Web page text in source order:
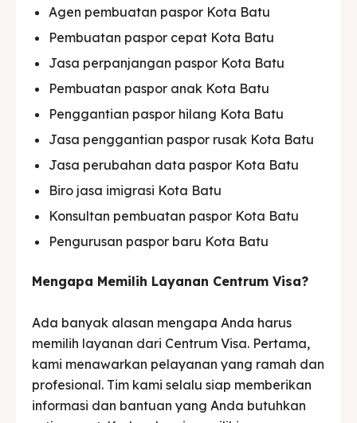
Agen pembuatan paspor Kota Batu
Pembuatan paspor cepat Kota Batu
Jasa perpanjangan paspor Kota Batu
Pembuatan paspor anak Kota Batu
Penggantian paspor hilang Kota Batu
Jasa penggantian paspor rusak Kota Batu
Jasa perubahan data paspor Kota Batu
Biro jasa imigrasi Kota Batu
Konsultan pembuatan paspor Kota Batu
Pengurusan paspor baru Kota Batu
Mengapa Memilih Layanan Centrum Visa?
Ada banyak alasan mengapa Anda harus
memilih layanan dari Centrum Visa. Pertama,
kami menawarkan pelayanan yang ramah dan
profesional. Tim kami selalu siap memberikan
informasi dan bantuan yang Anda butuhkan